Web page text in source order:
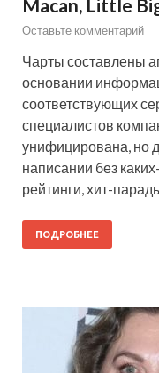
Macan, Little
Оставьте комментарий
Чарты составлены
основании
соответствующих
специалистов
унифицирована, но
написании без
рейтинги, хит-
ПОДРОБНЕЕ